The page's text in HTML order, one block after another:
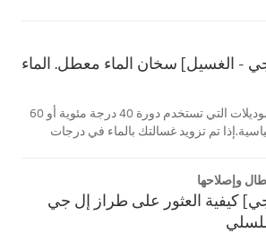
- الغسيل] سخان الماء معطل. الماء
ينطبق على: الموديلات التي تستخدم دورة 40 درجة مئوية أو 60
تم تزويد غسالتك بالماء في درجات
وإصلاحها
كيفية العثور على طراز إل جي